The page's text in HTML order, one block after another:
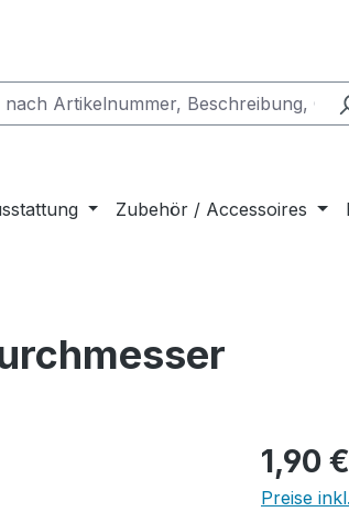
Zubehör / Accessoires
Regulärer
1,90 €
Preise